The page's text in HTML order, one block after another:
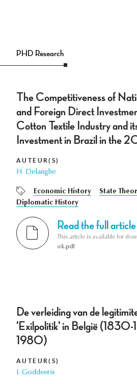
PHD Research
The Competitiveness of
and Foreign Direct
Cotton Textile Industry and
Investment in Brazil in the
AUTEUR(S)
H. Delanghe
Economic History
State
Diplomatic History
Read the full article
This article is available for
ok.pdf
De verleiding van de
'Exilpolitik' in België
1980)
AUTEUR(S)
I. Goddeeris